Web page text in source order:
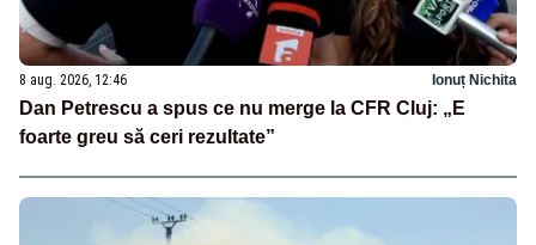
8 aug. 2026, 12:46 Ionuț Nichita
Dan Petrescu a spus ce nu merge la CFR Cluj: „E
foarte greu să ceri rezultate”